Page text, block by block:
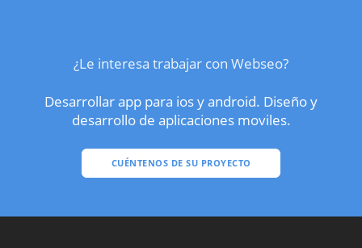
¿Le interesa trabajar con Webseo?
Desarrollar app para ios y android. Diseño y
desarrollo de aplicaciones moviles.
CUÉNTENOS DE SU PROYECTO